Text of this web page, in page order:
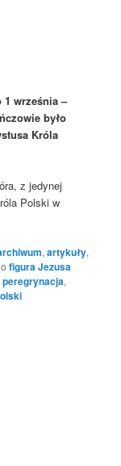
1 września –
było
Króla
z jedynej
Polski w
,artykuły,
figura Jezusa
peregrynacja,